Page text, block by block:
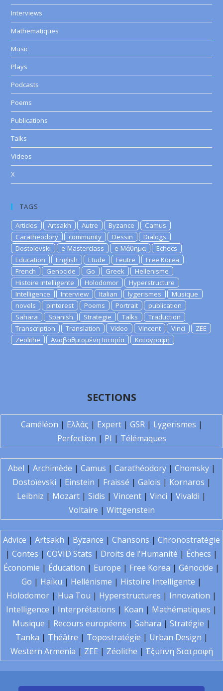
Interviews
Mathematiques
Music
Plays
Podcasts
Poems
Publications
Talks
Videos
X
TAGS
Articles Artsakh Autre Byzance
Camus
Caratheodory
community Dessin
Dialogs
Dostoievski
e-Masterclass e-Μάθημα
Echecs
Education
English Etude Feutre
Free Korea
French
Genocide Go Greek
Hellenisme
Histoire Intelligente
Holodomor
Hyperstructure
Intelligence
Interview Italian lygerismes
Musique
novels
pinterest Poems Portrait
publication
Sahara
Spanish Strategie Talks
Traduction
Transcription
Translation Video Vincent Vinci
ZEE
Zeolithe
Αναβαθμισμένη Ιστορία Καταγραφή
SECTIONS
Caméléon | Ελλάς | Expert| GSR| Lygerismes |
Perfection | PI | Télémaques
Abel | Archimède | Camus | Carathéodory| Chomsky|
Dostoïevski | Einstein | Fraïssé | Galois | Kornaros |
Leibniz | Mozart | Sidis | Vincent | Vinci | Vivaldi |
Voltaire | Wittgenstein
Advice | Artsakh | Byzance | Chansons | Chronostratégie
| Contes | COVID Stats | Droits de l'Humanité | Échecs |
Économie | Éducation | Europe | Free Korea | Génocide |
Go | Haïku | Hellénisme | Histoire Intelligente |
Holodomor | Hua Tou | Hyperstructures | Innovation |
Intelligence | Interprétations | Koan | Mathématiques |
Musique | Recours européens | Sahara | Stratégie |
Tanka | Théâtre | Topostratégie | Urban Design |
Western Armenia | ZEE | Zéolithe | Έξυπνη διατροφή